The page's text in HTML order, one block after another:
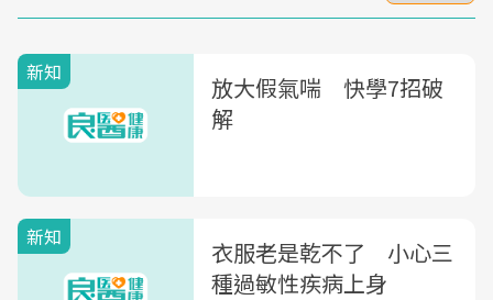
新知
放大假氣喘 快學7招破
解
新知
衣服老是乾不了 小心三
種過敏性疾病上身